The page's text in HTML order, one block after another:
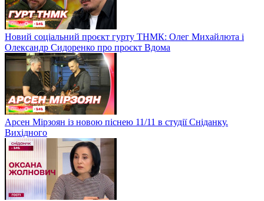
Новий соціальний проєкт гурту ТНМК: Олег Михайлюта і
Олександр Сидоренко про проєкт Вдома
Арсен Мірзоян із новою піснею 11/11 в студії Сніданку.
Вихідного